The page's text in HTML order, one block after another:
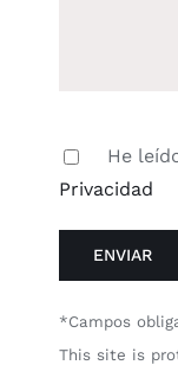
He
Privacidad
*Campos
This site is